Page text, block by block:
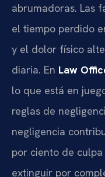
abrumadoras. Las
el tiempo perdido
y el dolor físico
diaria. En Law
lo que está en
reglas de
negligencia
por ciento de
extinguir por